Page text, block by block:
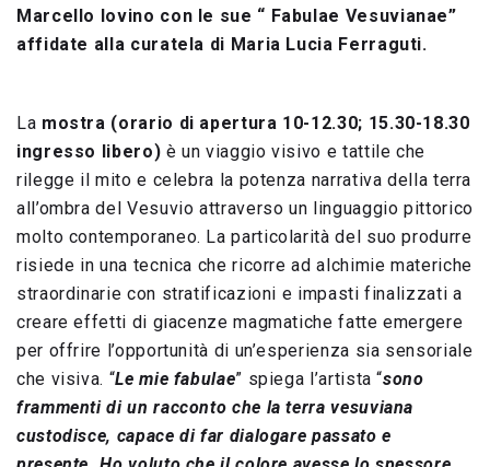
Marcello Iovino con le sue “ Fabulae Vesuvianae”
affidate alla curatela di Maria Lucia Ferraguti.
La mostra (orario di apertura 10-12.30; 15.30-18.30
ingresso libero) è un viaggio visivo e tattile che
rilegge il mito e celebra la potenza narrativa della terra
all’ombra del Vesuvio attraverso un linguaggio pittorico
molto contemporaneo. La particolarità del suo produrre
risiede in una tecnica che ricorre ad alchimie materiche
straordinarie con stratificazioni e impasti finalizzati a
creare effetti di giacenze magmatiche fatte emergere
per offrire l’opportunità di un’esperienza sia sensoriale
che visiva. “Le mie fabulae” spiega l’artista “sono
frammenti di un racconto che la terra vesuviana
custodisce, capace di far dialogare passato e